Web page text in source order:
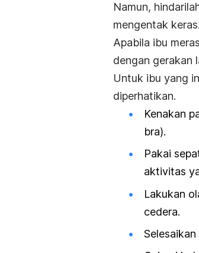
Namun,
mengentak keras.
Apabila ibu
dengan gerakan
Untuk ibu yang
diperhatikan.
Kenakan
bra).
Pakai
aktivitas
Lakukan
cedera.